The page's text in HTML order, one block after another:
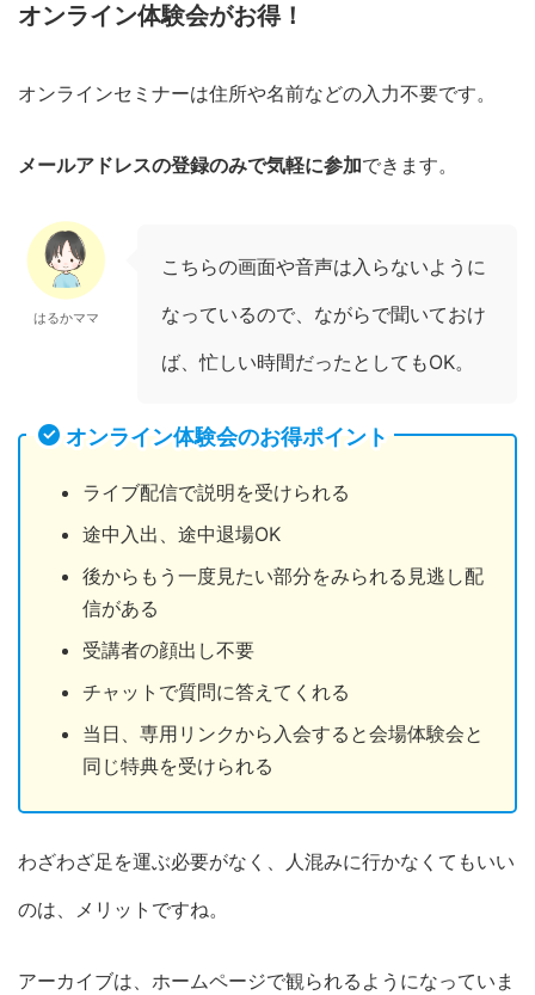
オンライン体験会がお得！
オンラインセミナーは住所や名前などの入力不要です。
メールアドレスの登録のみで気軽に参加できます。
はるかママ
こちらの画面や音声は入らないように
なっているので、ながらで聞いておけ
ば、忙しい時間だったとしてもOK。
オンライン体験会のお得ポイント
ライブ配信で説明を受けられる
途中入出、途中退場OK
後からもう一度見たい部分をみられる見逃し配
信がある
受講者の顔出し不要
チャットで質問に答えてくれる
当日、専用リンクから入会すると会場体験会と
同じ特典を受けられる
わざわざ足を運ぶ必要がなく、人混みに行かなくてもいい
のは、メリットですね。
アーカイブは、ホームページで観られるようになっていま